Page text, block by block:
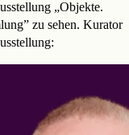
„Objekte.
zu sehen. Kurator